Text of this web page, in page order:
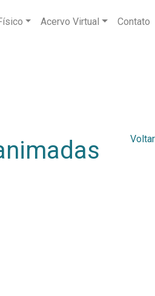
Acervo Virtual Contato
Voltar